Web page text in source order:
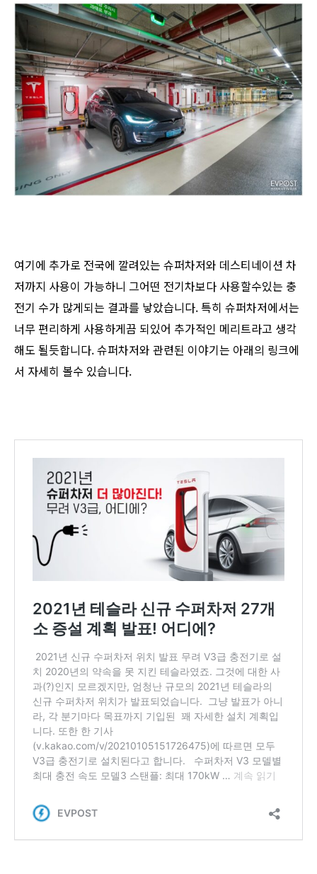
여기에 추가로 전국에 깔려있는 슈퍼차저와 데스티네이션 차
저까지 사용이 가능하니 그어떤 전기차보다 사용할수있는 충
전기 수가 많게되는 결과를 낳았습니다. 특히 슈퍼차저에서는
너무 편리하게 사용하게끔 되있어 추가적인 메리트라고 생각
해도 될듯합니다. 슈퍼차저와 관련된 이야기는 아래의 링크에
서 자세히 볼수 있습니다.